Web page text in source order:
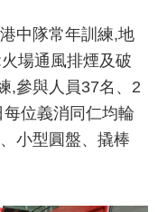
中隊常年訓練,地
場通風排煙及破
,參與人員37名、2
位義消同仁均輪
小型圓盤、撬棒